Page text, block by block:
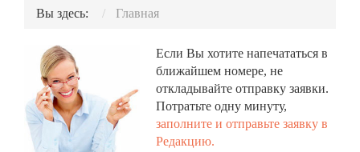
Вы здесь: Главная
Если Вы хотите напечататься в
ближайшем номере, не
откладывайте отправку заявки.
Потратьте одну минуту,
заполните и отправьте заявку в
Редакцию.